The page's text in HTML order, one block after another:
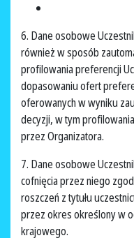
6. Dane osobowe
również w sposób
profilowania preferencji
dopasowaniu ofert
oferowanych w wyniku
decyzji, w tym
przez Organizatora.
7. Dane osobowe
cofnięcia przez niego
roszczeń z tytułu
przez okres określony w
krajowego.